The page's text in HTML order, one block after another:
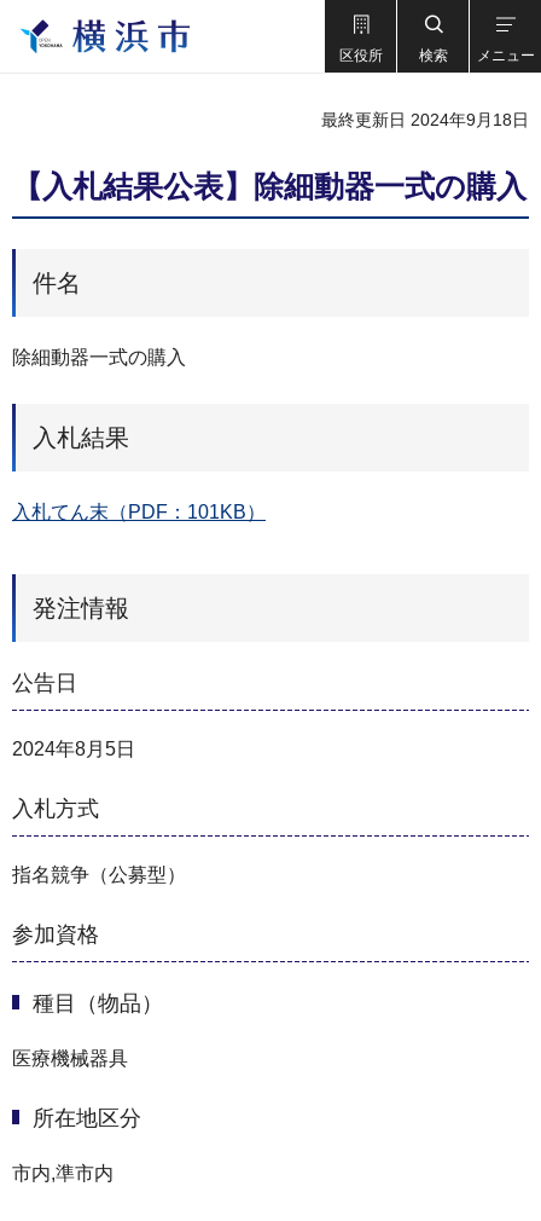
区役所 検索 メニュー
最終更新日 2024年9月18日
【入札結果公表】除細動器一式の購入
件名
除細動器一式の購入
入札結果
入札てん末（PDF：101KB）
発注情報
公告日
2024年8月5日
入札方式
指名競争（公募型）
参加資格
種目（物品）
医療機械器具
所在地区分
市内,準市内